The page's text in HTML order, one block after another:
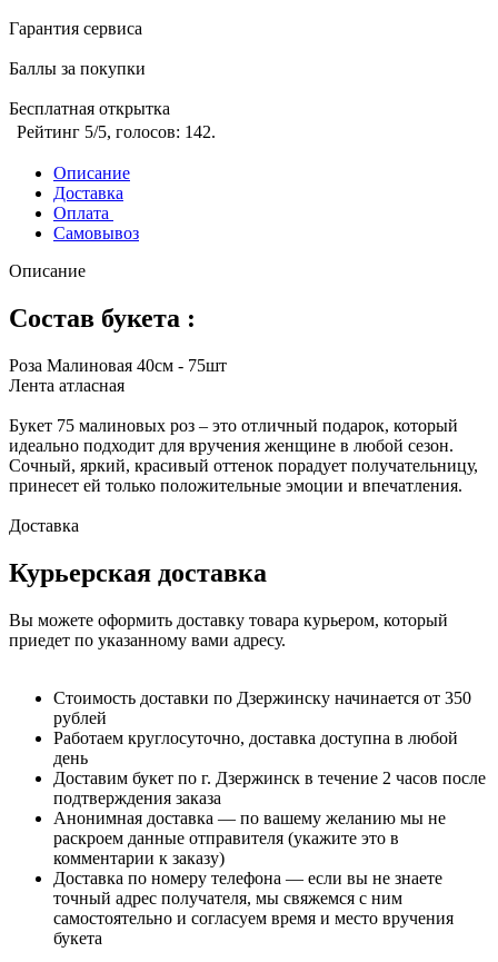
Гарантия сервиса
Баллы за покупки
Бесплатная открытка
Рейтинг 5/5, голосов: 142.
Описание
Доставка
Оплата
Самовывоз
Описание
Состав букета :
Роза Малиновая 40см - 75шт
Лента атласная
Букет 75 малиновых роз – это отличный подарок, который
идеально подходит для вручения женщине в любой сезон.
Сочный, яркий, красивый оттенок порадует получательницу,
принесет ей только положительные эмоции и впечатления.
Доставка
Курьерская доставка
Вы можете оформить доставку товара курьером, который
приедет по указанному вами адресу.
Стоимость доставки по Дзержинску начинается от 350
рублей
Работаем круглосуточно, доставка доступна в любой
день
Доставим букет по г. Дзержинск в течение 2 часов после
подтверждения заказа
Анонимная доставка — по вашему желанию мы не
раскроем данные отправителя (укажите это в
комментарии к заказу)
Доставка по номеру телефона — если вы не знаете
точный адрес получателя, мы свяжемся с ним
самостоятельно и согласуем время и место вручения
букета